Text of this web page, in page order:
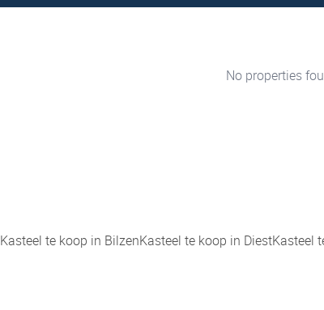
No properties
Kasteel te koop in BilzenKasteel te koop in DiestKasteel